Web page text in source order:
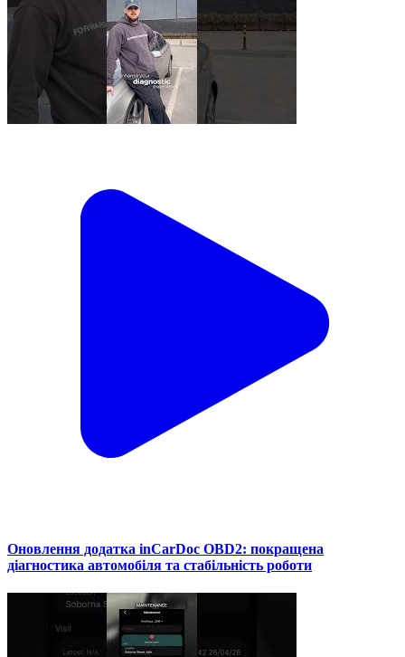
Оновлення додатка inCarDoc OBD2: покращена
діагностика автомобіля та стабільність роботи